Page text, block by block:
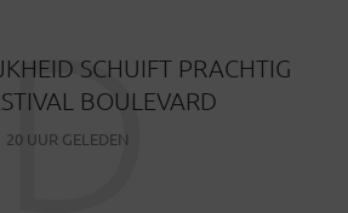
SCHUIFT PRACHTIG
BOULEVARD
20 UUR GELEDEN
D